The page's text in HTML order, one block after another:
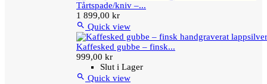
Tårtspade/kniv –...
1 899,00 kr
 Quick view
Kaffesked gubbe – finsk...
999,00 kr
Slut i Lager
 Quick view